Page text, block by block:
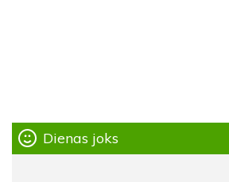
Dienas joks